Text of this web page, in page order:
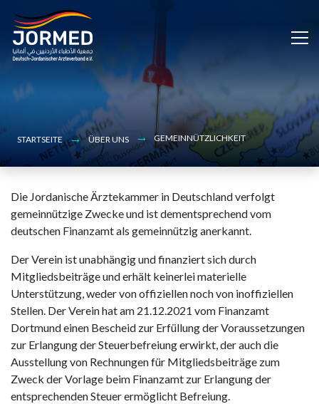
content
STARTSEITE ÜBER UNS GEMEINNÜTZLICHKEIT
Die Jordanische Ärztekammer in Deutschland verfolgt
gemeinnützige Zwecke und ist dementsprechend vom
deutschen Finanzamt als gemeinnützig anerkannt.
Der Verein ist unabhängig und finanziert sich durch
Mitgliedsbeiträge und erhält keinerlei materielle
Unterstützung, weder von offiziellen noch von inoffiziellen
Stellen. Der Verein hat am 21.12.2021 vom Finanzamt
Dortmund einen Bescheid zur Erfüllung der Voraussetzungen
zur Erlangung der Steuerbefreiung erwirkt, der auch die
Ausstellung von Rechnungen für Mitgliedsbeiträge zum
Zweck der Vorlage beim Finanzamt zur Erlangung der
entsprechenden Steuer ermöglicht Befreiung.